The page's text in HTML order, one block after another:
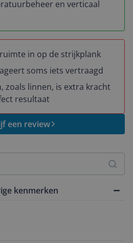
kenmerken
en verticaal
in op de strijkplank
soms iets vertraagd
zoals linnen, is extra kracht
resultaat
een review